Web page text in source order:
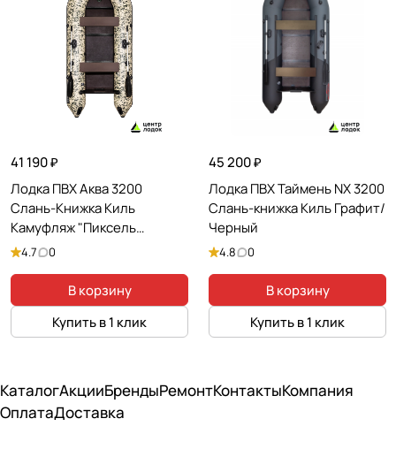
41 190 ₽
Лодка ПВХ Аква 3200
Слань-Книжка Киль
Камуфляж "Пиксель
Зеленый"
4.7 0
В корзину
Купить в 1 клик
45 200 ₽
Лодка ПВХ Таймень NX 3200
Слань-книжка Киль Графит/
Черный
4.8 0
В корзину
Купить в 1 клик
КаталогАкцииБрендыРемонтКонтактыКомпания
ОплатаДоставка